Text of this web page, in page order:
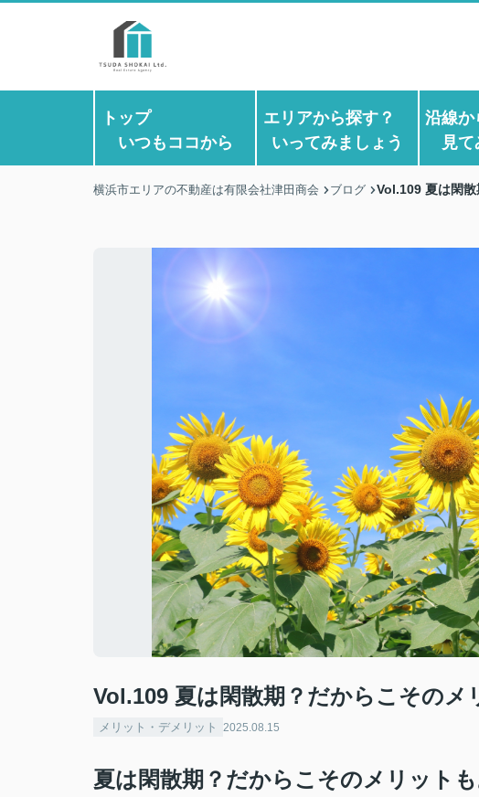
トップ
いつもココから
エリアから探す？
いってみましょう
沿線
見て
横浜市エリアの不動産は有限会社津田商会 ブログ Vol.109 夏は閑散
Vol.109 夏は閑散期？だからこそのメ
メリット・デメリット 2025.08.15
夏は閑散期？だからこそのメリットも